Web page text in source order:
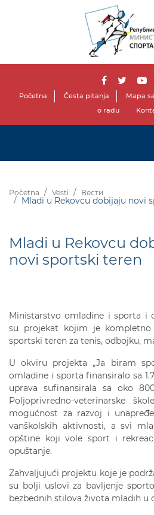
Početna Česta pitanja Mapa
o radu
Početna Vesti Вести
Mladi u Rekovcu dobijaju novi
Mladi u Rekovcu
novi sportski teren
Ministarstvo omladine i sporta i
su projekat kojim je kompletno
sportski teren za tenis, odbojku,
U okviru projekta „Ja biram
omladine i sporta finansiralo sa
uprava sufinansirala sa oko
Poljoprivredno-veterinarske
mogućnost za razvoj i
vanškolskih aktivnosti, a svi
opštine koji vole sport i
opuštanje.
Zahvaljujući projektu koje je
su bolji uslovi za bavljenje
bezbednih stilova života mladih u